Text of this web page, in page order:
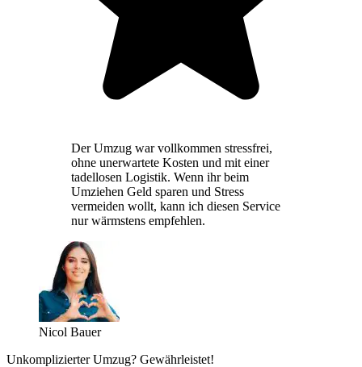
Der Umzug war vollkommen stressfrei,
ohne unerwartete Kosten und mit einer
tadellosen Logistik. Wenn ihr beim
Umziehen Geld sparen und Stress
vermeiden wollt, kann ich diesen Service
nur wärmstens empfehlen.
Nicol Bauer
Unkomplizierter Umzug? Gewährleistet!